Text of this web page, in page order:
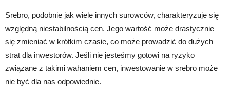
Srebro, podobnie jak wiele innych surowców, charakteryzuje się
względną niestabilnością cen. Jego wartość może drastycznie
się zmieniać w krótkim czasie, co może prowadzić do dużych
strat dla inwestorów. Jeśli nie jesteśmy gotowi na ryzyko
związane z takimi wahaniem cen, inwestowanie w srebro może
nie być dla nas odpowiednie.